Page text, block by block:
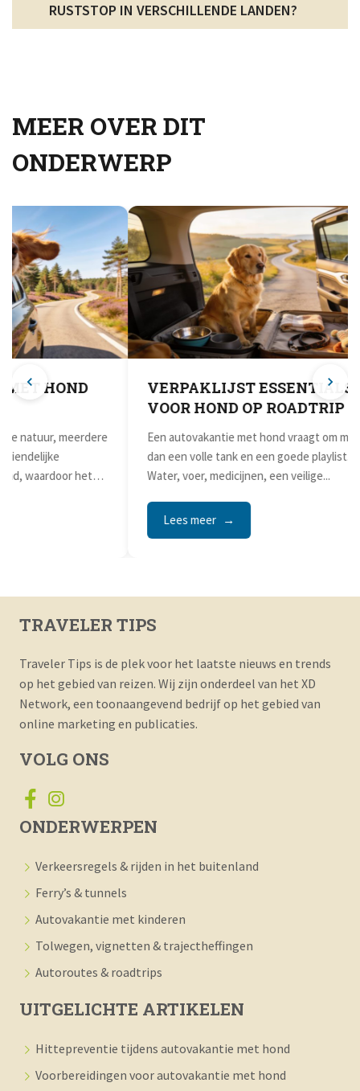
RUSTSTOP IN VERSCHILLENDE LANDEN?
MEER OVER DIT
ONDERWERP
VERPAKLIJST ESSENTIALS
VOOR HOND OP ROADTRIP
Een autovakantie met hond vraagt om meer
dan een volle tank en een goede playlist.
Water, voer, medicijnen, een veilige...
TRAVELER TIPS
Traveler Tips is de plek voor het laatste nieuws en trends
op het gebied van reizen. Wij zijn onderdeel van het XD
Network, een toonaangevend bedrijf op het gebied van
online marketing en publicaties.
VOLG ONS
ONDERWERPEN
Verkeersregels & rijden in het buitenland
Ferry’s & tunnels
Autovakantie met kinderen
Tolwegen, vignetten & trajectheffingen
Autoroutes & roadtrips
UITGELICHTE ARTIKELEN
Hittepreventie tijdens autovakantie met hond
Voorbereidingen voor autovakantie met hond